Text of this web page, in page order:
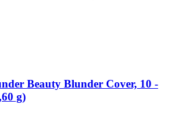
Beauty Blunder Cover, 10 -​
g)